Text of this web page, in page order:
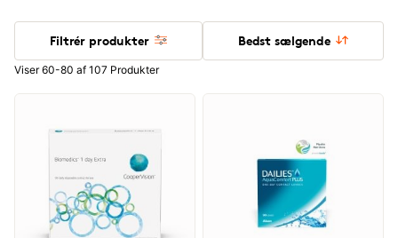
Filtrér produkter Bedst sælgende
Viser 60-80 af 107 Produkter